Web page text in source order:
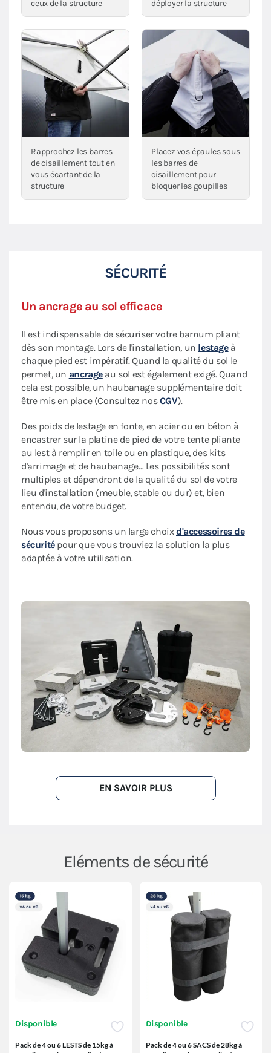
ceux de la structure
déployer la structure
Rapprochez les barres
de cisaillement tout en
vous écartant de la
structure
Placez vos épaules sous
les barres de
cisaillement pour
bloquer les goupilles
SÉCURITÉ
Un ancrage au sol efficace
Il est indispensable de sécuriser votre barnum pliant
dès son montage. Lors de l'installation, un lestageà
chaque pied est impératif. Quand la qualité du sol le
permet, un ancrageau sol est également exigé. Quand
cela est possible, un haubanage supplémentaire doit
être mis en place (Consultez nosCGV).
Des poids de lestage en fonte, en acier ou en béton à
encastrer sur la platine de pied de votre tente pliante
au lest à remplir en toile ou en plastique, des kits
d'arrimage et de haubanage… Les possibilités sont
multiples et dépendront de la qualité du sol de votre
lieu d'installation (meuble, stable ou dur) et, bien
entendu, de votre budget.
Nous vous proposons un large choixd'accessoires de
sécuritépour que vous trouviez la solution la plus
adaptée à votre utilisation.
EN SAVOIR PLUS
Eléments de sécurité
Disponible
Pack de 4 ou 6 LESTS de 15kg à
Disponible
Pack de 4 ou 6 SACS de 28kg à